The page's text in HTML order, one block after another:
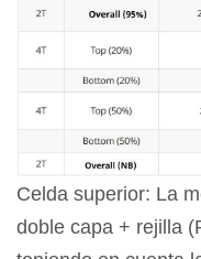
Celda superior: La
doble capa + rejilla